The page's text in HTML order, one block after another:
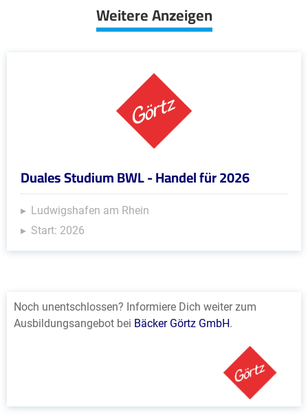
Weitere Anzeigen
Duales Studium BWL - Handel für 2026
Ludwigshafen am Rhein
Start: 2026
Noch unentschlossen? Informiere Dich weiter zum
Ausbildungsangebot bei Bäcker Görtz GmbH.